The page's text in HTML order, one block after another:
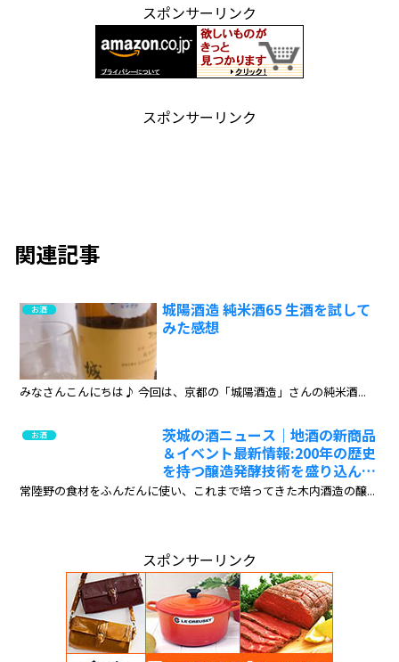
スポンサーリンク
スポンサーリンク
関連記事
お酒
城陽酒造 純米酒65 生酒を試して
みた感想
みなさんこんにちは♪ 今回は、京都の「城陽酒造」さんの純米酒...
お酒
茨城の酒ニュース｜地酒の新商品
＆イベント最新情報:200年の歴史
を持つ醸造発酵技術を盛り込んだ
イノベーティブフレンチ「母家」
常陸野の食材をふんだんに使い、これまで培ってきた木内酒造の醸...
スポンサーリンク